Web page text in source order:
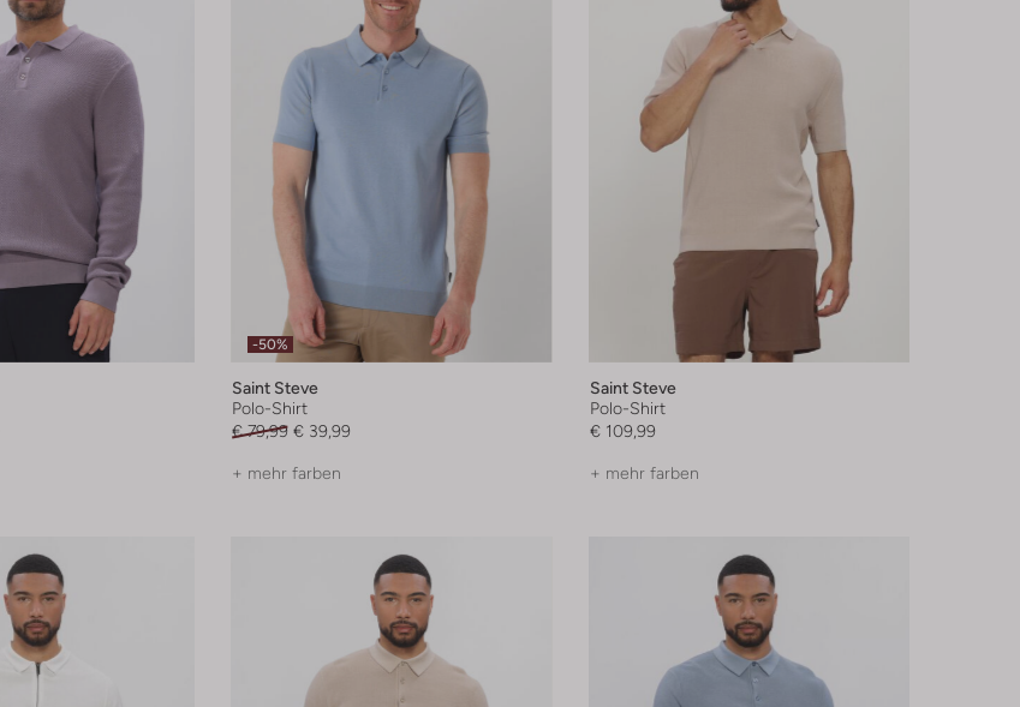
-50%
Saint Steve
Polo-Shirt
€ 79,99 € 39,99
+ mehr farben
Saint Steve
Polo-Shirt
€ 109,99
+ mehr farben